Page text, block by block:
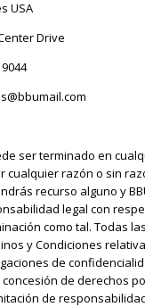
USA
Drive
ser terminado en
cualquier razón o sin
recurso alguno y
legal con
como tal. Todas
y Condiciones
de
de derechos
de